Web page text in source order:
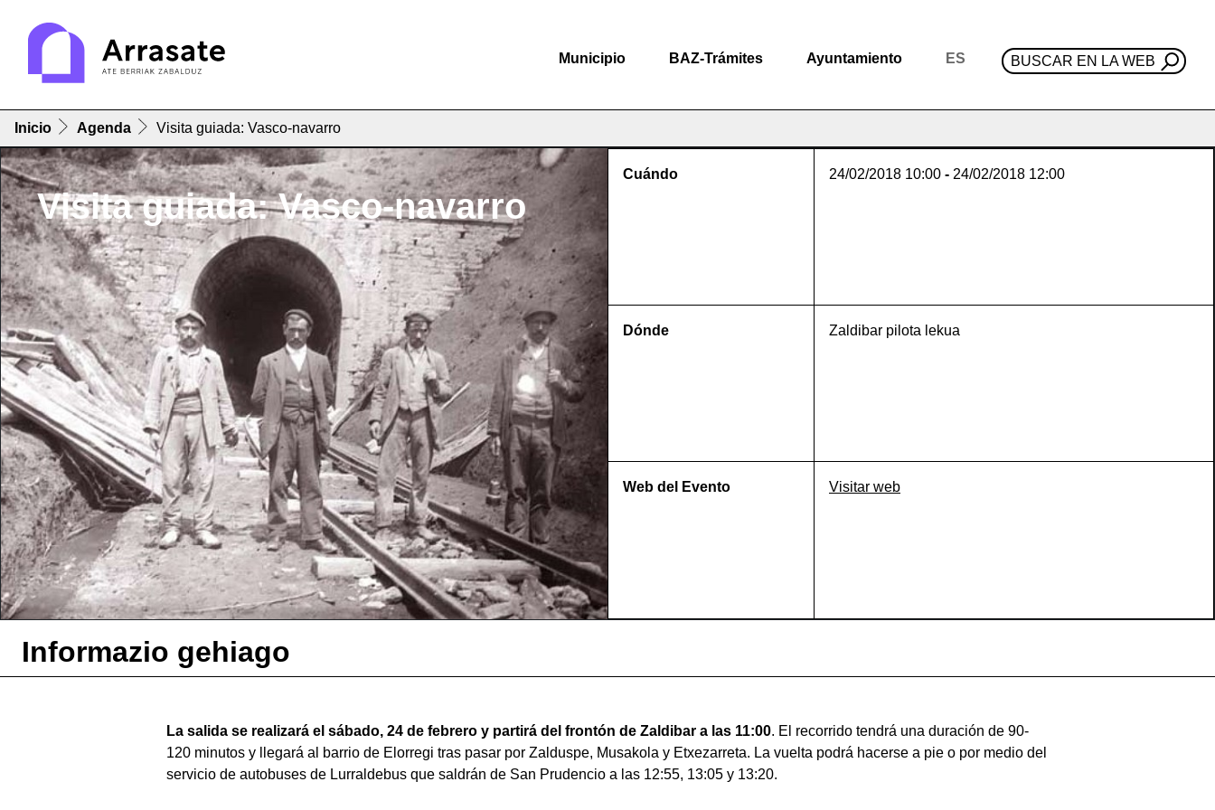
Municipio BAZ-Trámites Ayuntamiento ES BUSCAR EN LA WEB
Inicio Agenda Visita guiada: Vasco-navarro
Visita guiada: Vasco-navarro
Cuándo 24/02/2018 10:00 - 24/02/2018 12:00
Dónde Zaldibar pilota lekua
Web del Evento Visitar web
Informazio gehiago
La salida se realizará el sábado, 24 de febrero y partirá del frontón de Zaldibar a las 11:00. El recorrido tendrá una duración de 90-
120 minutos y llegará al barrio de Elorregi tras pasar por Zalduspe, Musakola y Etxezarreta. La vuelta podrá hacerse a pie o por medio del
servicio de autobuses de Lurraldebus que saldrán de San Prudencio a las 12:55, 13:05 y 13:20.